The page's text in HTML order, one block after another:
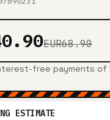
EUR68.90
free payments of
ESTIMATE